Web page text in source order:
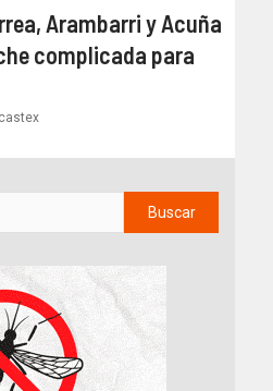
Arambarri y Acuña
complicada para